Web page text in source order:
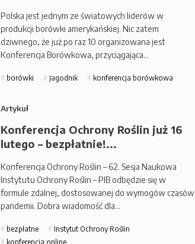
Polska jest jednym ze światowych liderów w
produkcji borówki amerykańskiej. Nic zatem
dziwnego, że już po raz 10 organizowana jest
Konferencja Borówkowa, przyciągająca…
borówki Jagodnik konferencja borówkowa
Artykuł
Konferencja Ochrony Roślin już 16
lutego – bezpłatnie!...
Konferencja Ochrony Roślin – 62. Sesja Naukowa
Instytutu Ochrony Roślin – PIB odbędzie się w
formule zdalnej, dostosowanej do wymogów czasów
pandemii. Dobra wiadomość dla…
bezpłatne
Instytut Ochrony Roślin
konferencja online